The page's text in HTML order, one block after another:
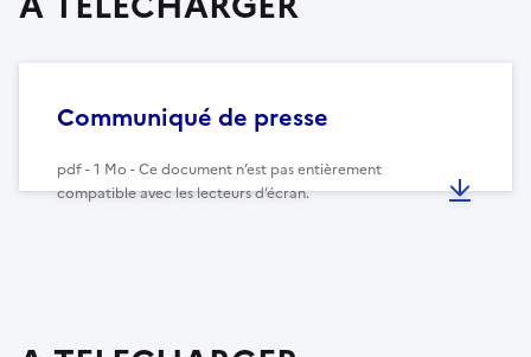
Communiqué de presse
pdf - 1 Mo - Ce document n’est pas entièrement
compatible avec les lecteurs d’écran.